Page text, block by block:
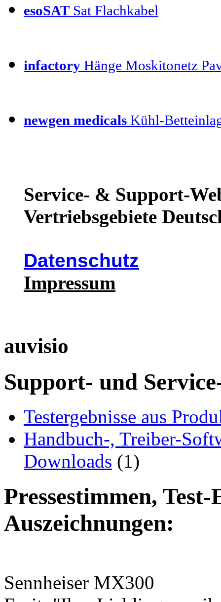
esoSAT Sat Flachkabel
infactory Hänge Moskitonetz
newgen medicals Kühl-
Service- & Support-
Vertriebsgebiete
Datenschutz
Impressum
auvisio
Support- und
Testergebnisse aus
Handbuch-, Treiber-
Downloads (1)
Pressestimmen,
Auszeichnungen:
Sennheiser MX300